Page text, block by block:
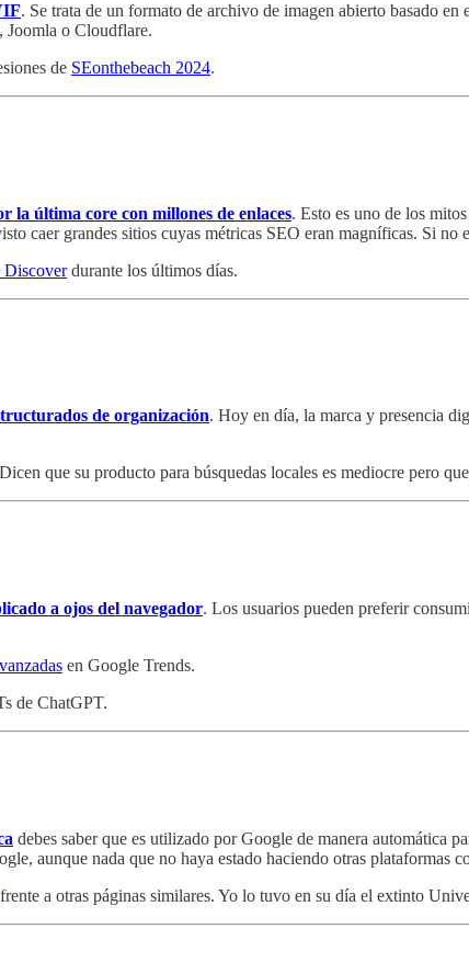
. Se trata de un formato de archivo de imagen abierto basado
Joomla o Cloudflare.
de SEonthebeach 2024.
la última core con millones de enlaces. Esto es uno de los
caer grandes sitios cuyas métricas SEO eran magníficas. Si
Discoverdurante los últimos días.
de organización. Hoy en día, la marca y presencia
que su producto para búsquedas locales es mediocre pero
a ojos del navegador. Los usuarios pueden preferir
en Google Trends.
de ChatGPT.
debes saber que es utilizado por Google de manera automática
aunque nada que no haya estado haciendo otras plataformas
frente a otras páginas similares. Yo lo tuvo en su día el extinto